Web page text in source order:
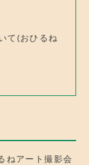
て(おひるね
ねアート撮影会